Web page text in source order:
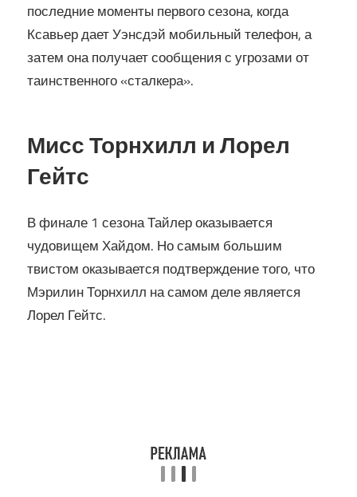
последние моменты первого сезона, когда
Ксавьер дает Уэнсдэй мобильный телефон, а
затем она получает сообщения с угрозами от
таинственного «сталкера».
Мисс Торнхилл и Лорел
Гейтс
В финале 1 сезона Тайлер оказывается
чудовищем Хайдом. Но самым большим
твистом оказывается подтверждение того, что
Мэрилин Торнхилл на самом деле является
Лорел Гейтс.